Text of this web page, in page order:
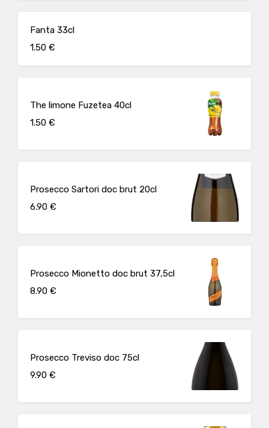
Fanta 33cl
1.50 €
The limone Fuzetea 40cl
1.50 €
Prosecco Sartori doc brut 20cl
6.90 €
Prosecco Mionetto doc brut 37,5cl
8.90 €
Prosecco Treviso doc 75cl
9.90 €